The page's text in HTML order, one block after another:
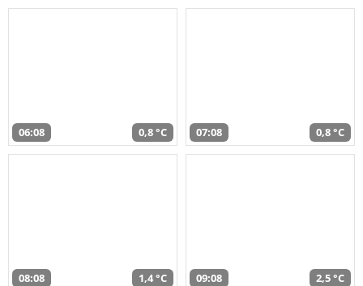
06:08 0,8 °C 07:08 0,8 °C
08:08 1,4 °C 09:08 2,5 °C